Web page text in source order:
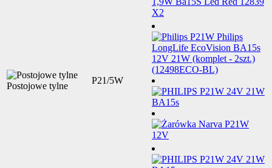
Postojowe tylne
P21/5W